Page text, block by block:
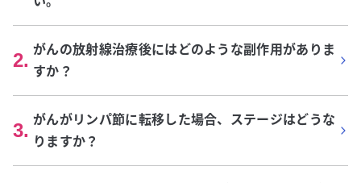
2. がんの放射線治療後にはどのような副作用がありま
すか？
3. がんがリンパ節に転移した場合、ステージはどうな
りますか？